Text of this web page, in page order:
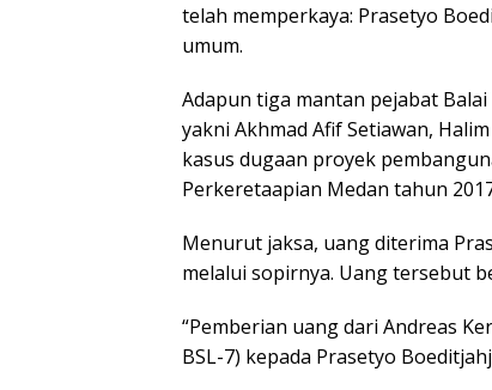
telah memperkaya: Prasetyo
umum.
Adapun tiga mantan pejabat
yakni Akhmad Afif Setiawan,
kasus dugaan proyek
Perkeretaapian Medan tahun
Menurut jaksa, uang diterima
melalui sopirnya. Uang tersebut
“Pemberian uang dari Andreas
BSL-7) kepada Prasetyo